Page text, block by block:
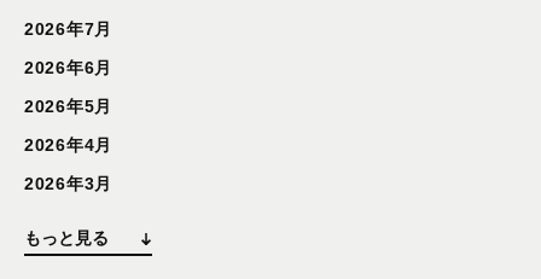
2026年7月
2026年6月
2026年5月
2026年4月
2026年3月
もっと見る